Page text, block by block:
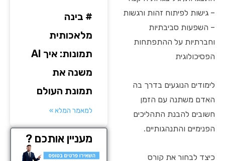
– גישות לפיתוח זהות ורגשות
– השפעות סביבתיות
וחברתיות על ההתפתחות
הפסיכולוגית
לימודים הנוגעים בדרך בה
האדם משתנה עם הזמן
חשובים להבנת התהליכים
הפנימיים והתנהגותיים.
כיצד לבחור את קורס
# בינה
מלאכותית
תמונות: איך AI
משנה את
תמונת העולם
למאמר המלא »
מעניין אותכם ?